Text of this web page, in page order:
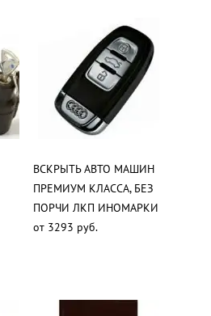
ВСКРЫТЬ АВТО МАШИН
ПРЕМИУМ КЛАССА, БЕЗ
ПОРЧИ ЛКП ИНОМАРКИ
от 3293 руб.